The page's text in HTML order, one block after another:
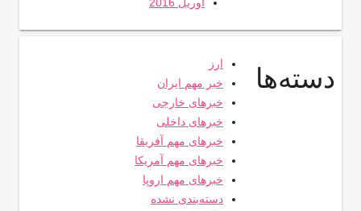
دسته‌ها
ارز
خبر مهم ایران
خبرهای خارجی
خبرهای داخلی
خبرهای مهم آفریقا
خبرهای مهم آمریکا
خبرهای مهم اروپا
دسته‌بندی نشده